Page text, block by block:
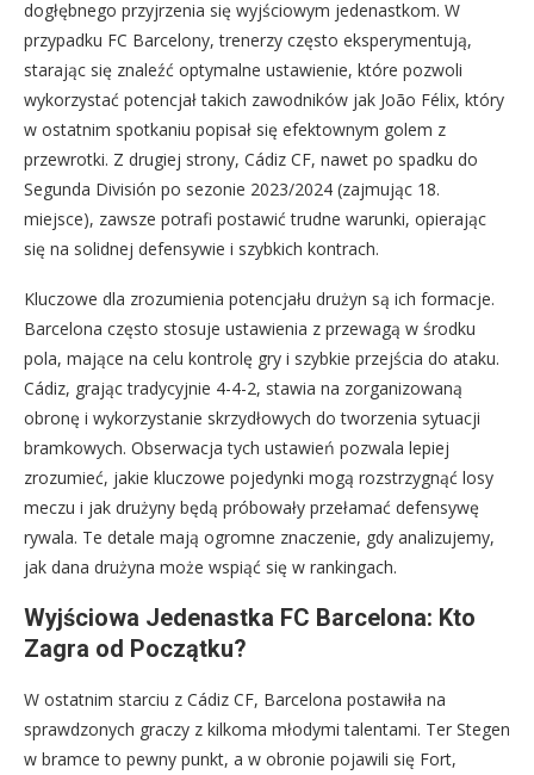
dogłębnego przyjrzenia się wyjściowym jedenastkom. W
przypadku FC Barcelony, trenerzy często eksperymentują,
starając się znaleźć optymalne ustawienie, które pozwoli
wykorzystać potencjał takich zawodników jak João Félix, który
w ostatnim spotkaniu popisał się efektownym golem z
przewrotki. Z drugiej strony, Cádiz CF, nawet po spadku do
Segunda División po sezonie 2023/2024 (zajmując 18.
miejsce), zawsze potrafi postawić trudne warunki, opierając
się na solidnej defensywie i szybkich kontrach.
Kluczowe dla zrozumienia potencjału drużyn są ich formacje.
Barcelona często stosuje ustawienia z przewagą w środku
pola, mające na celu kontrolę gry i szybkie przejścia do ataku.
Cádiz, grając tradycyjnie 4-4-2, stawia na zorganizowaną
obronę i wykorzystanie skrzydłowych do tworzenia sytuacji
bramkowych. Obserwacja tych ustawień pozwala lepiej
zrozumieć, jakie kluczowe pojedynki mogą rozstrzygnąć losy
meczu i jak drużyny będą próbowały przełamać defensywę
rywala. Te detale mają ogromne znaczenie, gdy analizujemy,
jak dana drużyna może wspiąć się w rankingach.
Wyjściowa Jedenastka FC Barcelona: Kto
Zagra od Początku?
W ostatnim starciu z Cádiz CF, Barcelona postawiła na
sprawdzonych graczy z kilkoma młodymi talentami. Ter Stegen
w bramce to pewny punkt, a w obronie pojawili się Fort,